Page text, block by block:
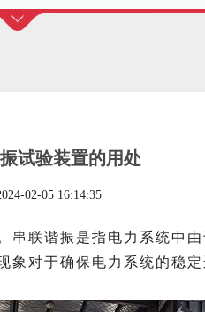
试验装置的用处
02-05 16:14:35
串联谐振是指电力系统中
对于确保电力系统的稳定